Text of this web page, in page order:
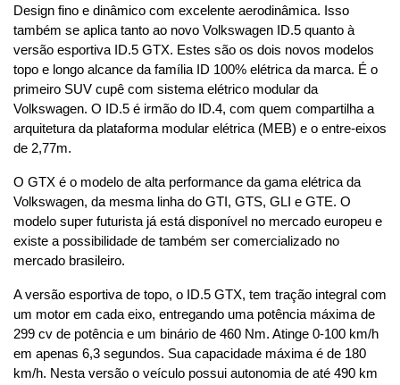
Design fino e dinâmico com excelente aerodinâmica. Isso
também se aplica tanto ao novo Volkswagen ID.5 quanto à
versão esportiva ID.5 GTX. Estes são os dois novos modelos
topo e longo alcance da família ID 100% elétrica da marca. É o
primeiro SUV cupê com sistema elétrico modular da
Volkswagen. O ID.5 é irmão do ID.4, com quem compartilha a
arquitetura da plataforma modular elétrica (MEB) e o entre-eixos
de 2,77m.
O GTX é o modelo de alta performance da gama elétrica da
Volkswagen, da mesma linha do GTI, GTS, GLI e GTE. O
modelo super futurista já está disponível no mercado europeu e
existe a possibilidade de também ser comercializado no
mercado brasileiro.
A versão esportiva de topo, o ID.5 GTX, tem tração integral com
um motor em cada eixo, entregando uma potência máxima de
299 cv de potência e um binário de 460 Nm. Atinge 0-100 km/h
em apenas 6,3 segundos. Sua capacidade máxima é de 180
km/h. Nesta versão o veículo possui autonomia de até 490 km